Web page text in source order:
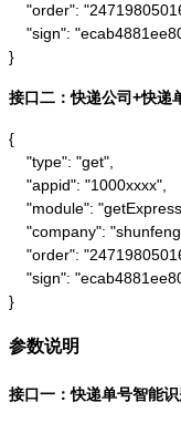
"order":
"sign":
}
接口二：快递公司+快递
{
    "type": "get",
    "appid": "1000xxxx",
"module":
"company":
"order":
"sign":
}
参数说明
接口一：快递单号智能识